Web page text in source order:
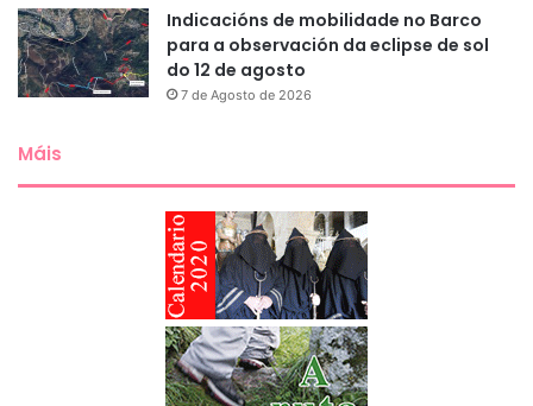
Indicacións de mobilidade no Barco
para a observación da eclipse de sol
do 12 de agosto
7 de Agosto de 2026
Máis